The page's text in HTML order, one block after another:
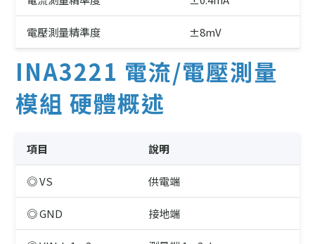
電壓測量精準度 ±8mV
INA3221 電流/電壓測量
模組 硬體概述
項目 說明
◎ VS 供電端
◎ GND 接地端